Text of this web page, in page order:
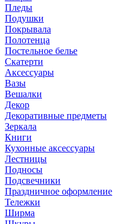
Пледы
Подушки
Покрывала
Полотенца
Постельное белье
Скатерти
Аксессуары
Вазы
Вешалки
Декор
Декоративные предметы
Зеркала
Книги
Кухонные аксессуары
Лестницы
Подносы
Подсвечники
Праздничное оформление
Тележки
Ширма